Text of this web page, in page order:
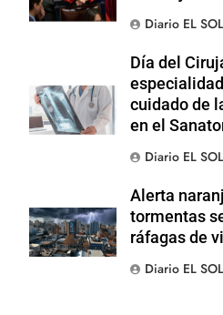
Diario EL SOL
Día del
cuidado de
en el
Diario EL SOL
Alerta
tormentas
ráfagas de
Diario EL SOL